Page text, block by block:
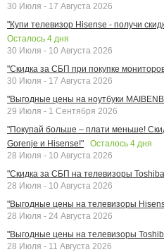
30 Июля - 17 Августа 2026
"Купи телевизор Hisense - получи
Осталось 4 дня
30 Июля - 10 Августа 2026
"Скидка за СБП при покупке
30 Июля - 17 Августа 2026
"Выгодные цены на ноутбуки
29 Июля - 1 Сентября 2026
"Покупай больше – плати меньше!
Gorenje и Hisense!"
Осталось 4 дня
28 Июля - 10 Августа 2026
"Скидка за СБП на телевизоры
28 Июля - 10 Августа 2026
"Выгодные цены на телевизоры
28 Июля - 24 Августа 2026
"Выгодные цены на телевизоры
28 Июля - 11 Августа 2026